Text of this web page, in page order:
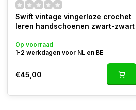
Swift vintage vingerloze crochet
leren handschoenen zwart-zwart
Op voorraad
1-2 werkdagen voor NL en BE
€45,00